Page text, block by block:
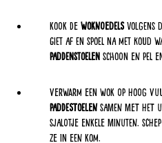
Kook de woknoedelsvolgens
Giet af en spoel na met koud
paddenstoelen schoon en pel
Verwarm een wok op hoog
paddestoelensamen met het
sjalotje enkele minuten.
ze in een kom.